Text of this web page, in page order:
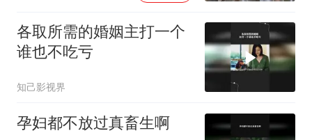
各取所需的婚姻主打一个
谁也不吃亏
知己影视界
孕妇都不放过真畜生啊